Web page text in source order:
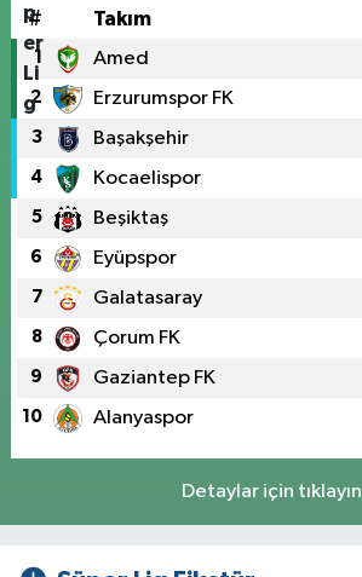
# Takım
1 Amed
2 Erzurumspor FK
3 Başakşehir
4 Kocaelispor
5 Beşiktaş
6 Eyüpspor
7 Galatasaray
8 Çorum FK
9 Gaziantep FK
10 Alanyaspor
Detaylar için tıklayın